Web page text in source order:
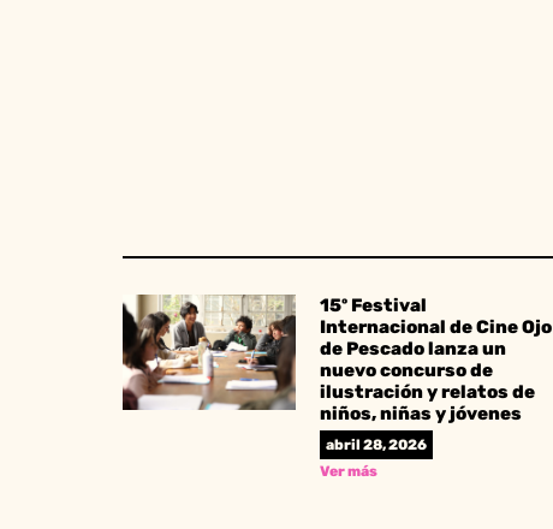
15º Festival
Internacional de Cine Ojo
de Pescado lanza un
nuevo concurso de
ilustración y relatos de
niños, niñas y jóvenes
abril 28, 2026
Ver más